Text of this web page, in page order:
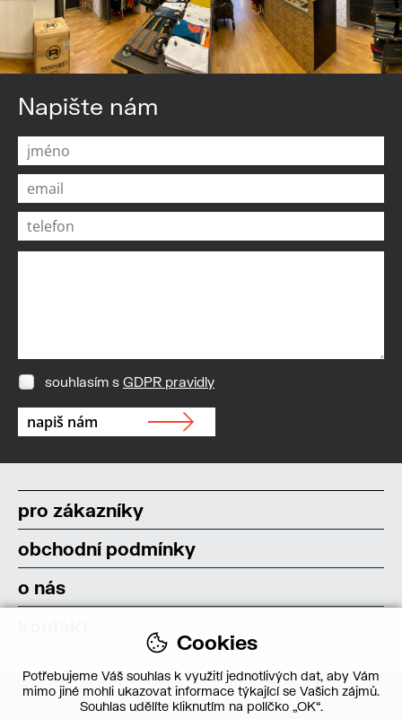
Napište nám
souhlasím s GDPR pravidly
pro zákazníky
obchodní podmínky
o nás
Cookies
Potřebujeme Váš souhlas k využití jednotlivých dat, aby Vám
mimo jiné mohli ukazovat informace týkající se Vašich zájmů.
Souhlas udělíte kliknutím na políčko „OK“.